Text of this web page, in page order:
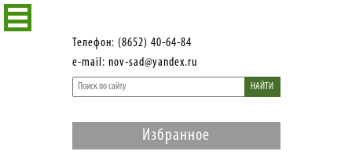
Телефон: (8652) 40-64-84
e-mail: nov-sad@yandex.ru
НАЙТИ
Избранное